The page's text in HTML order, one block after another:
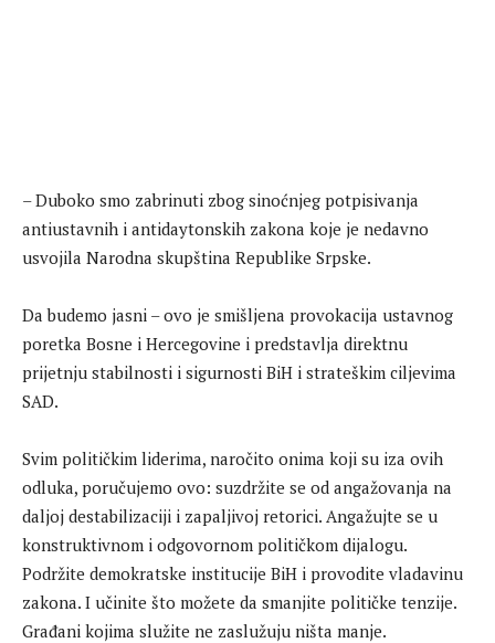
– Duboko smo zabrinuti zbog sinoćnjeg potpisivanja
antiustavnih i antidaytonskih zakona koje je nedavno
usvojila Narodna skupština Republike Srpske.
Da budemo jasni – ovo je smišljena provokacija ustavnog
poretka Bosne i Hercegovine i predstavlja direktnu
prijetnju stabilnosti i sigurnosti BiH i strateškim ciljevima
SAD.
Svim političkim liderima, naročito onima koji su iza ovih
odluka, poručujemo ovo: suzdržite se od angažovanja na
daljoj destabilizaciji i zapaljivoj retorici. Angažujte se u
konstruktivnom i odgovornom političkom dijalogu.
Podržite demokratske institucije BiH i provodite vladavinu
zakona. I učinite što možete da smanjite političke tenzije.
Građani kojima služite ne zaslužuju ništa manje.